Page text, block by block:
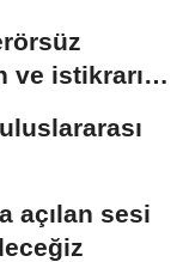
ve istikrarın
açılan sesi